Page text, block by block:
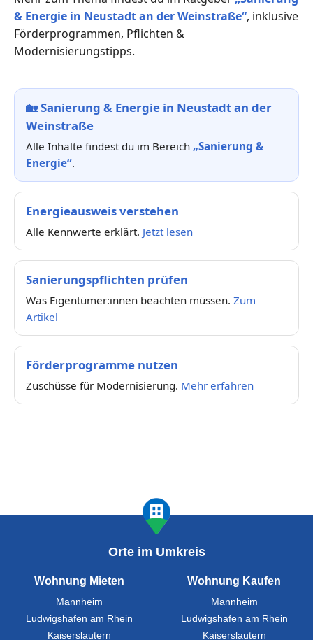
& Energie in Neustadt an der Weinstraße“, inklusive
Förderprogrammen, Pflichten &
Modernisierungstipps.
🏡Sanierung & Energie in Neustadt an der
Weinstraße
Alle Inhalte findest du im Bereich „Sanierung &
Energie“.
Energieausweis verstehen
Alle Kennwerte erklärt. Jetzt lesen
Sanierungspflichten prüfen
Was Eigentümer:innen beachten müssen. Zum
Artikel
Förderprogramme nutzen
Zuschüsse für Modernisierung. Mehr erfahren
Orte im Umkreis
Wohnung Mieten
Mannheim
Ludwigshafen am Rhein
Kaiserslautern
Wohnung Kaufen
Mannheim
Ludwigshafen am Rhein
Kaiserslautern